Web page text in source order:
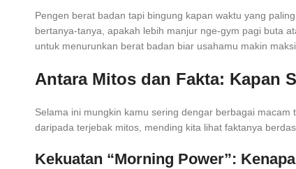
Pengen berat badan tapi bingung kapan waktu yang
bertanya-tanya, apakah lebih manjur nge-gym pagi buta
untuk menurunkan berat badan biar usahamu makin
Antara Mitos dan Fakta: Kapan
Selama ini mungkin kamu sering dengar berbagai
daripada terjebak mitos, mending kita lihat faktanya
Kekuatan “Morning Power”: